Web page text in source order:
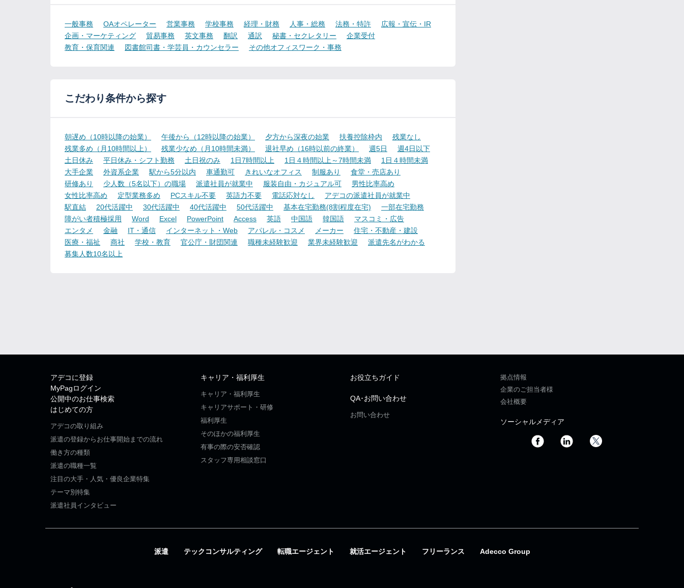
一般事務 OAオペレーター 営業事務 学校事務 経理・財務 人事・総務 法務・特許
広報・宣伝・IR
企画・マーケティング
貿易事務 英文事務 翻訳 通訳 秘書・セクレタリー
企業受付
教育・保育関連
図書館司書・学芸員・カウンセラー その他オフィスワーク・事務
こだわり条件から探す
朝遅め（10時以降の始業） 午後から（12時以降の始業） 夕方から深夜の始業 扶養控除枠内
残業なし
残業多め（月10時間以上）
残業少なめ（月10時間未満） 退社早め（16時以前の終業） 週5日
週4日以下
土日休み
平日休み・シフト勤務 土日祝のみ 1日7時間以上 1日４時間以上～7時間未満
1日４時間未満
大手企業
外資系企業 駅から5分以内 車通勤可 きれいなオフィス 制服あり
食堂・売店あり
研修あり
少人数（5名以下）の職場 派遣社員が就業中 服装自由・カジュアル可
男性比率高め
女性比率高め
定型業務多め PCスキル不要 英語力不要 電話応対なし
アデコの派遣社員が就業中
駅直結
20代活躍中 30代活躍中 40代活躍中 50代活躍中 基本在宅勤務(8割程度在宅)
一部在宅勤務
障がい者積極採用
Word Excel PowerPoint Access 英語 中国語 韓国語
マスコミ・広告
エンタメ
金融 IT・通信 インターネット・Web アパレル・コスメ メーカー
住宅・不動産・建設
医療・福祉
商社 学校・教育 官公庁・財団関連 職種未経験歓迎 業界未経験歓迎
派遣先名がわかる
募集人数10名以上
アデコに登録
MyPagログイン
公開中のお仕事検索
はじめての方
アデコの取り組み
派遣の登録からお仕事開始までの流れ
働き方の種類
派遣の職種一覧
注目の大手・人気・優良企業特集
テーマ別特集
派遣社員インタビュー
キャリア・福利厚生
キャリア・福利厚生
キャリアサポート・研修
福利厚生
そのほかの福利厚生
有事の際の安否確認
スタッフ専用相談窓口
お役立ちガイド
QA･お問い合わせ
お問い合わせ
拠点情報
企業のご担当者様
会社概要
ソーシャルメディア
派遣 テックコンサルティング 転職エージェント 就活エージェント フリーランス Adecco Group